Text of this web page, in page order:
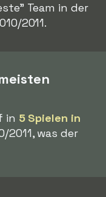
Team in der
2011.
in 5 Spielen in
2011, was der